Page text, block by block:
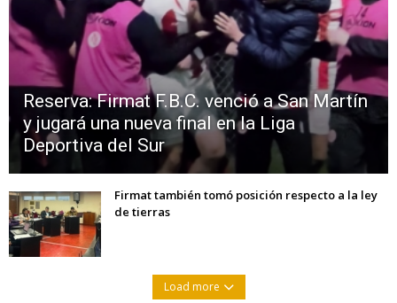
Reserva: Firmat F.B.C. venció a San Martín
y jugará una nueva final en la Liga
Deportiva del Sur
Firmat también tomó posición respecto a la ley
de tierras
Load more